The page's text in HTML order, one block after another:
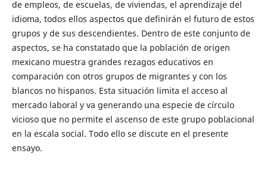
de empleos, de escuelas, de viviendas, el aprendizaje del
idioma, todos ellos aspectos que definirán el futuro de estos
grupos y de sus descendientes. Dentro de este conjunto de
aspectos, se ha constatado que la población de origen
mexicano muestra grandes rezagos educativos en
comparación con otros grupos de migrantes y con los
blancos no hispanos. Esta situación limita el acceso al
mercado laboral y va generando una especie de círculo
vicioso que no permite el ascenso de este grupo poblacional
en la escala social. Todo ello se discute en el presente
ensayo.